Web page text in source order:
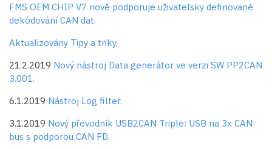
FMS OEM CHIP V7 nově podporuje uživatelsky definované
dekódování CAN dat.
Aktualizovány Tipy a triky.
21.2.2019 Nový nástroj Data generátor ve verzi SW PP2CAN
3.001.
6.1.2019 Nástroj Log filter.
3.1.2019 Nový převodník USB2CAN Triple: USB na 3x CAN
bus s podporou CAN FD.